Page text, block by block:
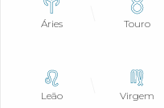
Áries Touro
Leão Virgem